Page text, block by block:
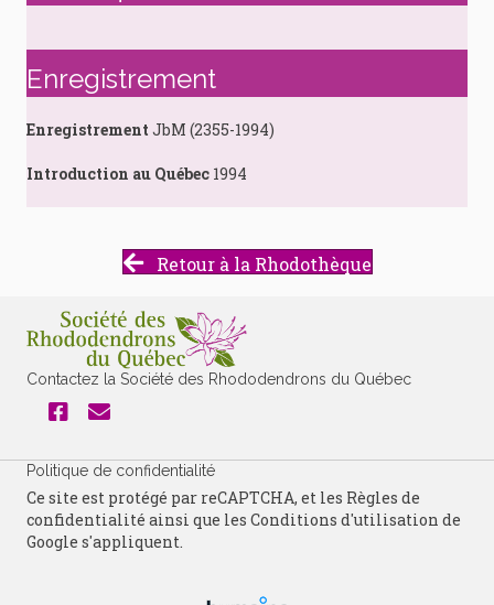
Enregistrement
Enregistrement JbM (2355-1994)
Introduction au Québec 1994
Retour à la Rhodothèque
Contactez la Société des Rhododendrons du Québec
Politique de confidentialité
Ce site est protégé par reCAPTCHA, et les Règles de
confidentialité ainsi que les Conditions d'utilisation de
Google s'appliquent.